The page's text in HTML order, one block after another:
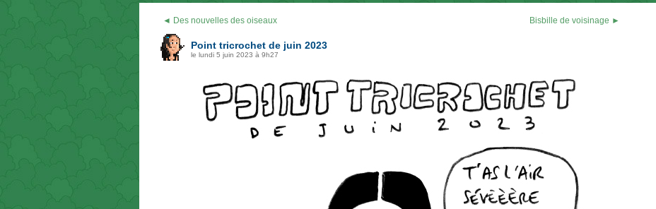
◄ Des nouvelles des oiseaux Bisbille de voisinage ►
Point tricrochet de juin 2023
le lundi 5 juin 2023 à 9h27